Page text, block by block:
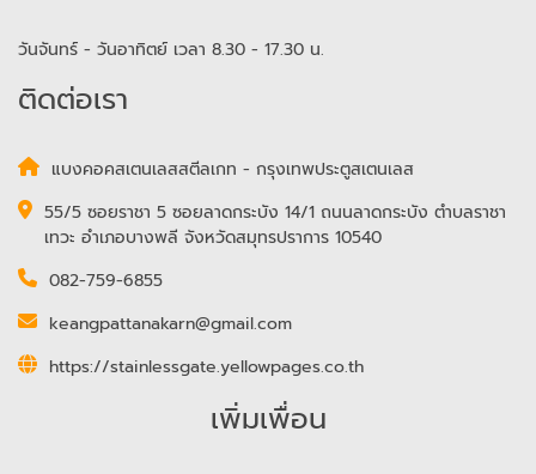
วันจันทร์ - วันอาทิตย์ เวลา 8.30 - 17.30 น.
ติดต่อเรา
แบงคอคสเตนเลสสตีลเกท - กรุงเทพประตูสเตนเลส
55/5 ซอยราชา 5 ซอยลาดกระบัง 14/1 ถนนลาดกระบัง ตำบลราชา
เทวะ อำเภอบางพลี จังหวัดสมุทรปราการ 10540
082-759-6855
keangpattanakarn@gmail.com
https://stainlessgate.yellowpages.co.th
เพิ่มเพื่อน